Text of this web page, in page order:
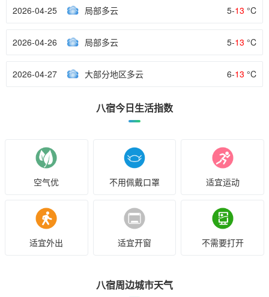
2026-04-25 局部多云 5-13 °C
2026-04-26 局部多云 5-13 °C
2026-04-27 大部分地区多云 6-13 °C
八宿今日生活指数
空气优 不用佩戴口罩 适宜运动
适宜外出 适宜开窗 不需要打开
八宿周边城市天气